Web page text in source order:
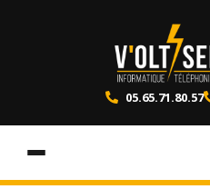
05.65.71.80.57